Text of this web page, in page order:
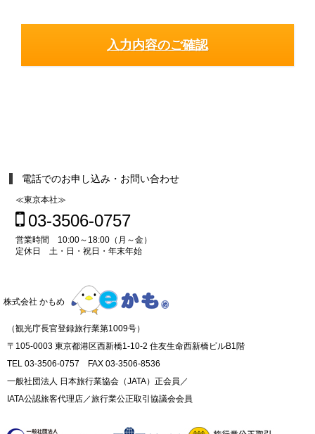
電話でのお申し込み・お問い合わせ
≪東京本社≫
03-3506-0757
営業時間 10:00～18:00（月～金）
定休日 土・日・祝日・年末年始
株式会社 かもめ
（観光庁長官登録旅行業第1009号）
〒105-0003 東京都港区西新橋1-10-2 住友生命西新橋ビルB1階
TEL 03-3506-0757 FAX 03-3506-8536
一般社団法人 日本旅行業協会（JATA）正会員／
IATA公認旅客代理店／旅行業公正取引協議会会員